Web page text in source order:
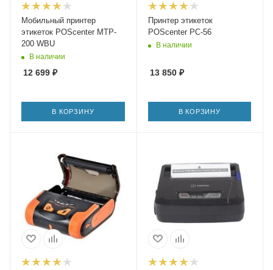
Мобильный принтер
этикеток POScenter MTP-
200 WBU
В наличии
12 699 ₽
В КОРЗИНУ
Принтер этикеток
POScenter PC-56
В наличии
13 850₽
В КОРЗИНУ